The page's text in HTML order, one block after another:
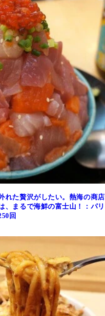
れた贅沢がしたい。熱海の商店
、まるで海鮮の富士山！：パリ
回